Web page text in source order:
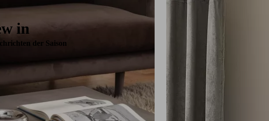
in
der Saison